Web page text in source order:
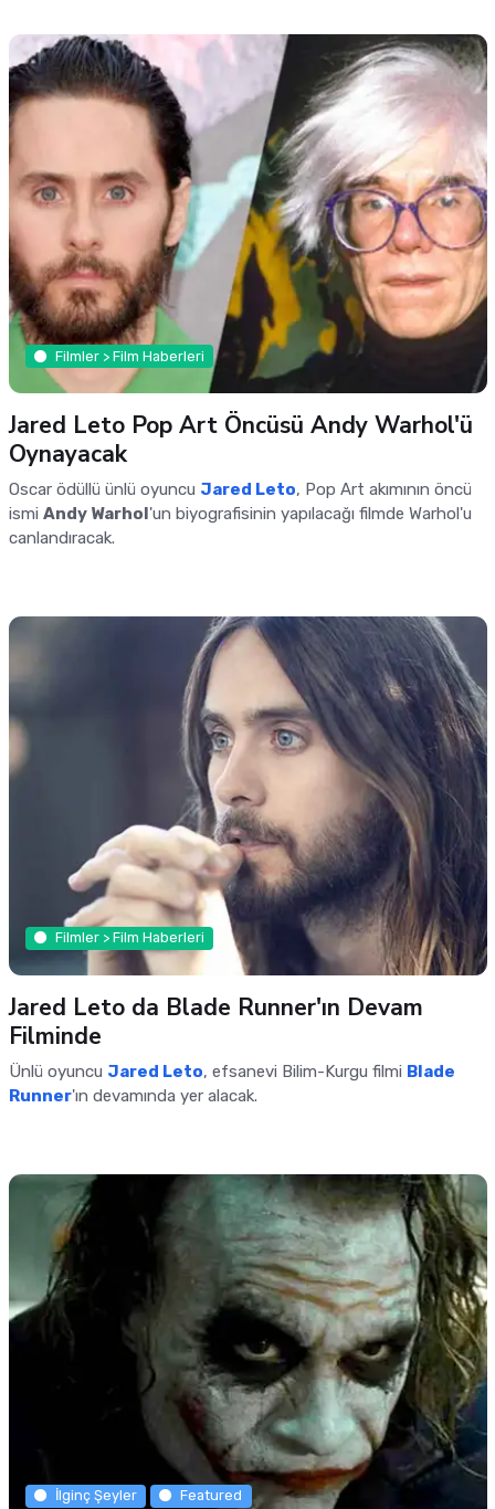
Filmler > Film Haberleri
Jared Leto Pop Art Öncüsü Andy Warhol'ü
Oynayacak
Oscar ödüllü ünlü oyuncu Jared Leto, Pop Art akımının öncü
ismi Andy Warhol'un biyografisinin yapılacağı filmde Warhol'u
canlandıracak.
Filmler > Film Haberleri
Jared Leto da Blade Runner'ın Devam
Filminde
Ünlü oyuncu Jared Leto, efsanevi Bilim-Kurgu filmi Blade
Runner'ın devamında yer alacak.
İlginç Şeyler Featured